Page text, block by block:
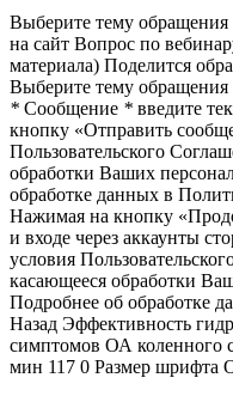
Выберите тему обращения
на сайт Вопрос по
материала) Поделится
Выберите тему обращения
* Сообщение * введите
кнопку «Отправить
Пользовательского
обработки Ваших
обработке данных в
Нажимая на кнопку
и входе через аккаунты
условия
касающееся обработки
Подробнее об обработке
Назад Эффективность
симптомов ОА коленного
мин 117 0 Размер шрифта